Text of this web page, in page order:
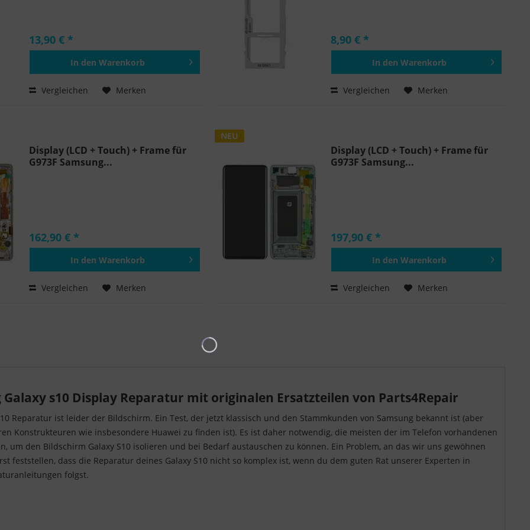
13,90 € *
In den Warenkorb
Hinzugefügt
Vergleichen Merken
8,90 € *
In den Warenkorb
Hinzugefügt
Vergleichen Merken
Display (LCD + Touch) + Frame für
G973F Samsung...
162,90 € *
In den Warenkorb
Hinzugefügt
Vergleichen Merken
NEU
Display (LCD + Touch) + Frame für
G973F Samsung...
197,90 € *
In den Warenkorb
Hinzugefügt
Vergleichen Merken
Galaxy s10 Display Reparatur mit originalen Ersatzteilen von Parts4Repair
Reparatur ist leider der Bildschirm. Ein Test, der jetzt klassisch und den Stammkunden von Samsung bekannt ist (aber
Konstrukteuren wie insbesondere Huawei zu finden ist). Es ist daher notwendig, die meisten der im Telefon vorhandenen
um den Bildschirm Galaxy S10 isolieren und bei Bedarf austauschen zu können. Ein Problem, an das wir uns gewöhnen
feststellen, dass die Reparatur deines Galaxy S10 nicht so komplex ist, wenn du dem guten Rat unserer Experten in
folgst.